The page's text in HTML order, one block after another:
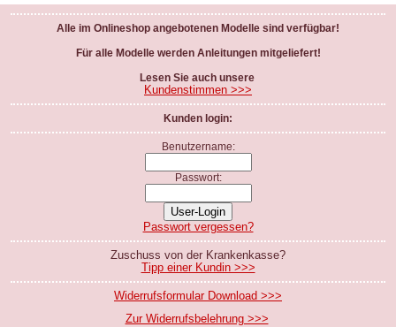
Alle im Onlineshop angebotenen Modelle sind verfügbar!
Für alle Modelle werden Anleitungen mitgeliefert!
Lesen Sie auch unsere
Kundenstimmen >>>
Kunden login:
Benutzername:
Passwort:
Passwort vergessen?
Zuschuss von der Krankenkasse?
Tipp einer Kundin >>>
Widerrufsformular Download >>>
Zur Widerrufsbelehrung >>>